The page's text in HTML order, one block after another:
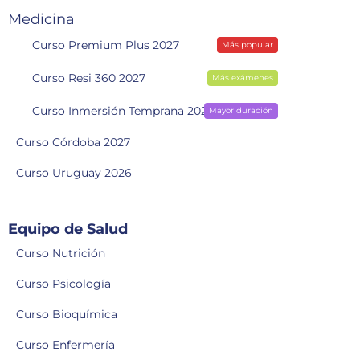
Medicina
Curso Premium Plus 2027 Más popular
Curso Resi 360 2027 Más exámenes
Curso Inmersión Temprana 2028Mayor duración
Curso Córdoba 2027
Curso Uruguay 2026
Equipo de Salud
Curso Nutrición
Curso Psicología
Curso Bioquímica
Curso Enfermería